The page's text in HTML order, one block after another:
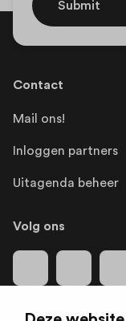
Submit
Contact
Mail ons!
Inloggen partners
Uitagenda beheer
Volg ons